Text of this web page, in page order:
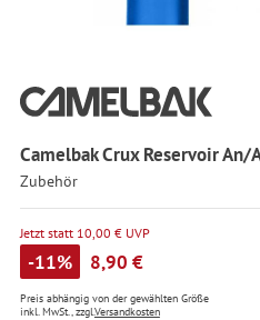
Camelbak Crux Reservoir An/
Zubehör
Jetzt statt 10,00 € UVP
-11% 8,90 €
Preis abhängig von der gewählten Größe
inkl. MwSt., zzgl.Versandkosten